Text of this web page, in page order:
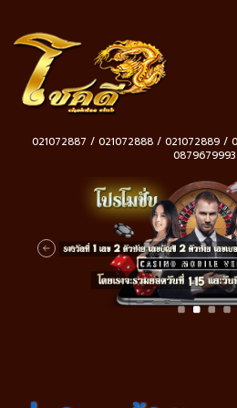
021072887 / 021072888 / 021072889 /
0879679993